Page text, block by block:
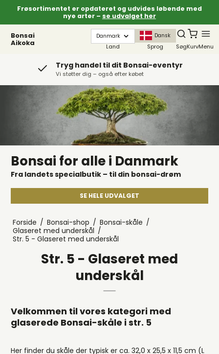
Frøsortimentet er opdateret og udvides løbende med
nye arter – se udvalget her
Bonsai
Aikoka Land
Dansk
Sprog SøgKurvMenu
Tryg handel til dit Bonsai-eventyr
Vi støtter dig – også efter købet
Bonsai for alle i Danmark
Fra landets specialbutik – til din bonsai-drøm
SE HELE UDVALGET
Forside / Bonsai-shop / Bonsai-skåle /
Glaseret med underskål /
Str. 5 - Glaseret med underskål
Str. 5 - Glaseret med
underskål
Velkommen til vores kategori med
glaserede Bonsai-skåle i str. 5
Her finder du skåle der typisk er ca. 32,0 x 25,5 x 11,5 cm (L